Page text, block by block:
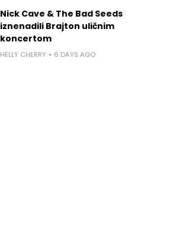
Nick Cave & The Bad Seeds
iznenadili Brajton uličnim
koncertom
HELLY CHERRY 6 DAYS AGO